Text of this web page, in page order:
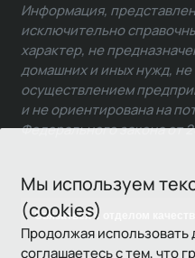
Мы используем
(cookies)
Продолжая использовать
соглашаетесь с тем, что
Связаться с отделом качества
Информация,
исключительно
характер, не
домашних и иных нужд, не
осуществлением
и не ориентирована на
Федерального закона